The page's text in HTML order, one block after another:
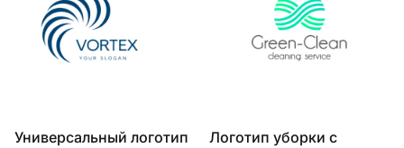
Универсальный логотип
Логотип уборки с